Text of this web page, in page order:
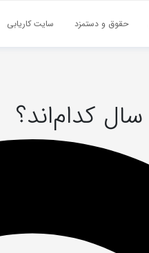
حقوق و دستمزد سایت کاریابی